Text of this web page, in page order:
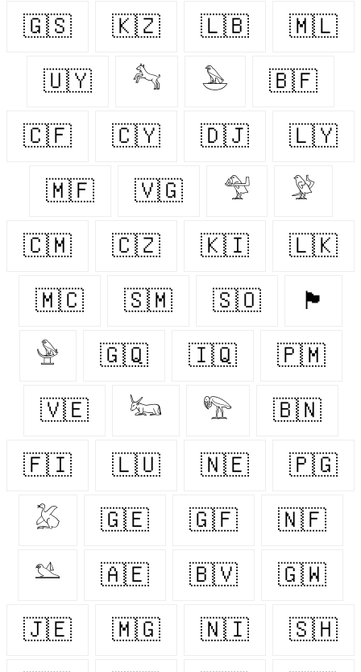
🇬🇸 🇰🇿 🇱🇧 🇲🇱
🇺🇾 𓃚 𓅅 🇧🇫
🇨🇫 🇨🇾 🇩🇯 🇱🇾
🇲🇫 🇻🇬 𓅵 𓅶
🇨🇲 🇨🇿 🇰🇮 🇱🇰
🇲🇨 🇸🇲 🇸🇴 🏴󠁧󠁢󠁷󠁬󠁳󠁿
𓅈 🇬🇶 🇮🇶 🇵🇲
🇻🇪 𓃜 𓅟 🇧🇳
🇫🇮 🇱🇺 🇳🇪 🇵🇬
𓅷 🇬🇪 🇬🇫 🇳🇫
𓅎 🇦🇪 🇧🇻 🇬🇼
🇯🇪 🇲🇬 🇳🇮 🇸🇭